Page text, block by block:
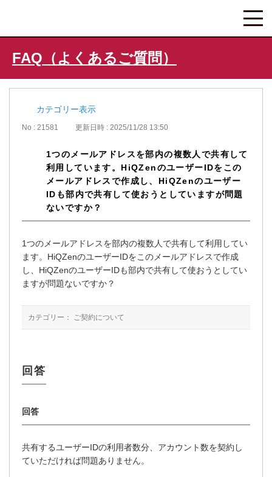
FAQ（よくあるご質問）
カテゴリー表示
No : 21581 更新日時 : 2025/11/28 13:50
1つのメールアドレスを部内の複数人で共有して
利用しています。HiQZenのユーザーIDをこの
メールアドレスで作成し、HiQZenのユーザー
IDも部内で共有して使おうとしていますが問題
ないですか？
1つのメールアドレスを部内の複数人で共有して利用してい
ます。HiQZenのユーザーIDをこのメールアドレスで作成
し、HiQZenのユーザーIDも部内で共有して使おうとしてい
ますが問題ないですか？
カテゴリー： ご契約について
共有するユーザーIDの利用者数分、アカウント数を契約し
ていただければ問題ありません。